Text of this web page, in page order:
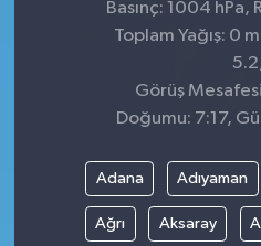
Basınç: 1004 hPa,
Toplam Yağış: 0
Görüş
Doğumu: 7:17,
Adana Adıyaman
Ağrı Aksaray